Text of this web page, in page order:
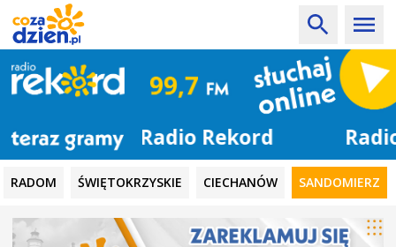
Radio Rekord
RADOM ŚWIĘTOKRZYSKIE CIECHANÓW SANDOMIERZ